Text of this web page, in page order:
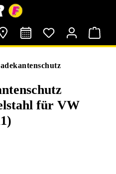
für VW